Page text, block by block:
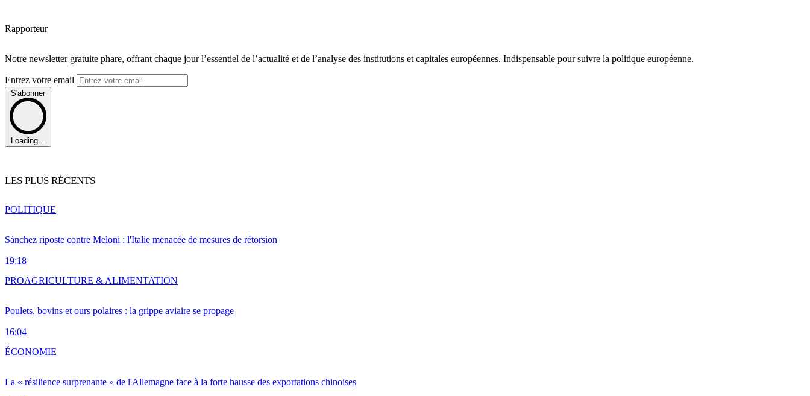
Rapporteur
Notre newsletter gratuite phare, offrant chaque jour l’essentiel de l’actualité et de l’analyse des institutions et capitales européennes. Indispensable pour suivre la politique européenne.
Entrez votre email
S'abonner
Loading...
LES PLUS RÉCENTS
Sánchez riposte contre Meloni : l'Italie menacée de mesures de rétorsion
19:18
POLITIQUE
Poulets, bovins et ours polaires : la grippe aviaire se propage
16:04
PROAGRICULTURE & ALIMENTATION
La « résilience surprenante » de l'Allemagne face à la forte hausse des exportations chinoises
ÉCONOMIE